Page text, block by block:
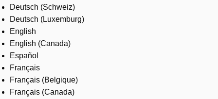
Where to buy
Contact us
Careers
Deutsch (Schweiz)
Deutsch (Luxemburg)
English
English (Canada)
Español
Français
Français (Belgique)
Français (Canada)